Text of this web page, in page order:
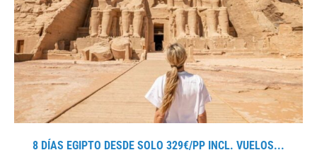
8 DÍAS EGIPTO DESDE SOLO 329€/PP INCL. VUELOS...